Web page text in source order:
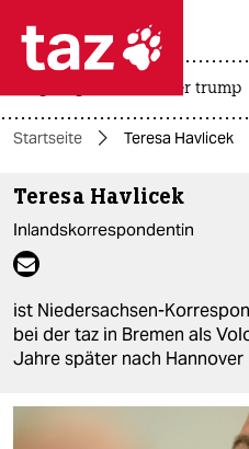
 taz zahl
taz zahl ich
themen
politik
öko
gesellschaft
usa unter trump
Startseite Teresa Havlicek
Teresa Havlicek
Inlandskorrespondentin
ist Niedersachsen-
bei der taz in Bremen als
Jahre später nach